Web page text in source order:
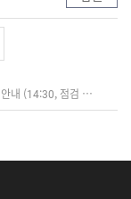
[점검] 6월 23일(화) 업데이트 점검 안내 (14:30, 점검 완료)